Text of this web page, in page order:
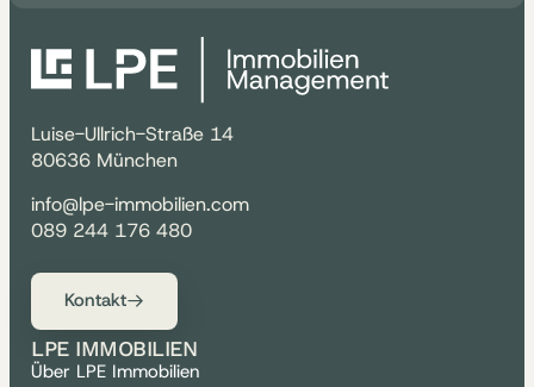
Luise-Ullrich-Straße 14
80636 München
info@lpe-immobilien.com
089 244 176 480
Kontakt
LPE IMMOBILIEN
Über LPE Immobilien